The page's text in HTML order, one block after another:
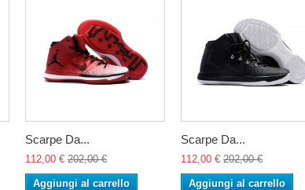
Scarpe Da...
112,00 € 202,00 €
Aggiungi al carrello
Scarpe Da...
112,00 € 202,00 €
Aggiungi al carrello